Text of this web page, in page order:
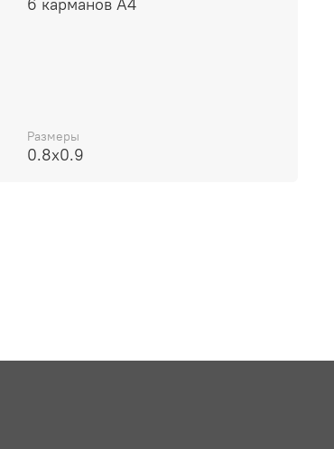
Размеры
0.8x0.9